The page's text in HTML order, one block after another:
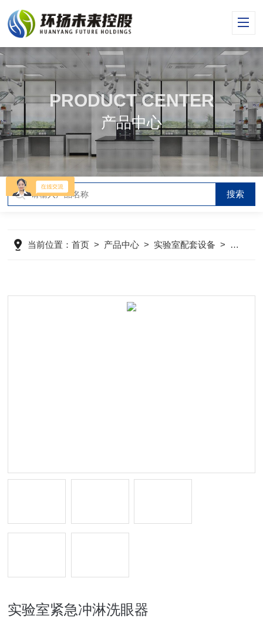
PRODUCT CENTER
产品中心
当前位置：首页 > 产品中心 > 实验室配套设备 > 冲淋器
实验室紧急冲淋洗眼器